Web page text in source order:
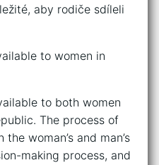
aby rodiče sdíleli
to women in
to both women
The process of
woman’s and man’s
making process, and